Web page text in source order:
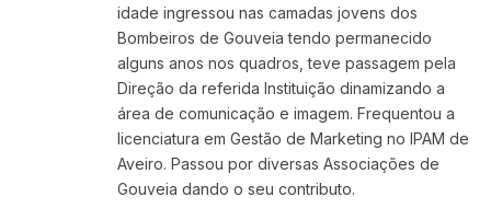
idade ingressou nas camadas jovens dos
Bombeiros de Gouveia tendo permanecido
alguns anos nos quadros, teve passagem pela
Direção da referida Instituição dinamizando a
área de comunicação e imagem. Frequentou a
licenciatura em Gestão de Marketing no IPAM de
Aveiro. Passou por diversas Associações de
Gouveia dando o seu contributo.